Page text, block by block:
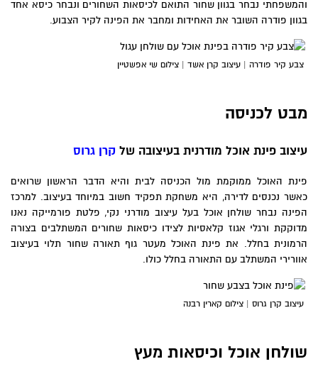
והמשפחתי נבחר בגוון שחור התואם לכיסאות השחורים ונבחר כיסא אחד
בגוון פודרה השובר את האחידות ומחבר את הפינה לקיר הצבוע.
צבע קיר פודרה | עיצוב קרן אשד | צילום שי אפשטיין
מבט לכניסה
עיצוב פינת אוכל מודרנית בעיצובה של קרן גרוס
פינת האוכל ממוקמת מול הכניסה לבית והיא הדבר הראשון שרואים
כאשר נכנסים לדירה, היא משחקת תפקיד חשוב במיוחד בעיצוב. למרכז
הפינה נבחר שולחן אוכל בעל עיצוב מודרני נקי, פלטת פורמייקה נאנו
מדוקקת ורגלי אגוז קלאסיות לצידו כיסאות שחורים המשתלבים בצורה
הרמונית בחלל. את פינת האוכל מעטר גוף תאורה שחור תלוי בעיצוב
אוורירי המשתלב עם התאורה בחלל כולו.
עיצוב קרן גרוס | צילום קארין רבנה
שולחן אוכל וכיסאות מעץ